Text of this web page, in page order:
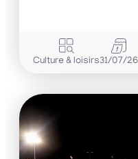
Culture & loisirs31/07/26